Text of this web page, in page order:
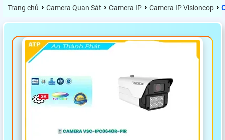
Trang chủ › Camera Quan Sát › Camera IP › Camera IP Visioncop ›